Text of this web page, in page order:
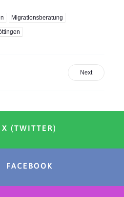
Migrationsberatung
Next
X (TWITTER)
FACEBOOK